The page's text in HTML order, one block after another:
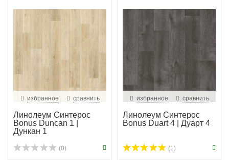
избранное сравнить
Линолеум Синтерос
Bonus Duncan 1 |
Дункан 1
(0)
избранное сравнить
Линолеум Синтерос
Bonus Duart 4 | Дуарт 4
(1)